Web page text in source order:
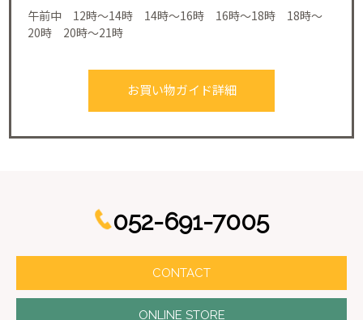
午前中 12時～14時 14時～16時 16時～18時 18時～
20時 20時～21時
お買い物ガイド詳細
052-691-7005
CONTACT
ONLINE STORE